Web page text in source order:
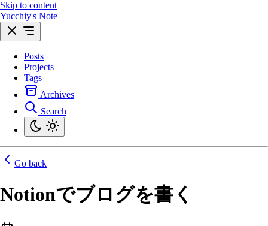
Skip to content
Yucchiy's Note
Posts
Projects
Tags
Archives
Search
Go back
Notionでブログを書く